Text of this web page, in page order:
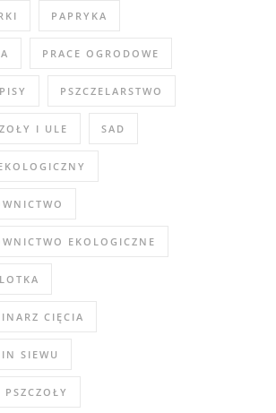
PAPRYKA
PRACE OGRODOWE
PSZCZELARSTWO
I ULE SAD
EKOLOGICZNE
CIĘCIA
SIEWU